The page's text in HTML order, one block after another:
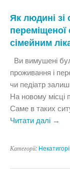
Як людині зі
переміщеної
сімейним
Ви вимушені
проживання і
чи педіатр
На новому місці
Саме в таких
Читати далі →
Категорії: